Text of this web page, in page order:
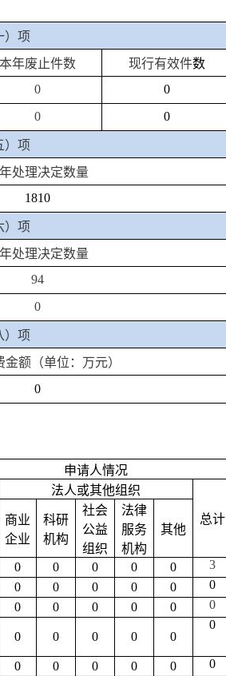
）项
本年废止件数 现行有效件数
0 0
0 0
）项
处理决定数量
1810
）项
处理决定数量
94
0
）项
金额（单位：万元）
0
申请人情况
法人或其他组织
总计
商业
企业
科研
机构
社会
公益
组织
法律
服务
机构
其他
0 0 0 0 0
3
0 0 0 0 0 0
0 0 0 0 0
0
0 0 0 0 0
0
0 0 0 0 0
0